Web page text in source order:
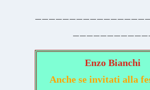
Enzo Bianchi
Anche se invitati alla